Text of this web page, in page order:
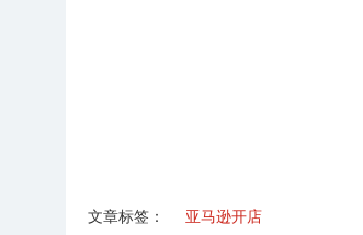
文章标签： 亚马逊开店